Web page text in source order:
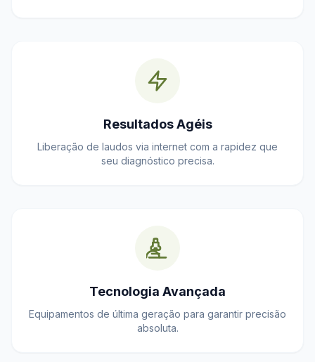
Resultados Agéis
Liberação de laudos via internet com a rapidez que
seu diagnóstico precisa.
Tecnologia Avançada
Equipamentos de última geração para garantir precisão
absoluta.